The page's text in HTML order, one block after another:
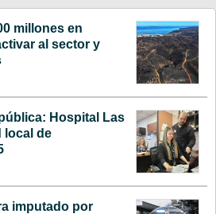
millones en
al sector y
Hospital Las
local de
imputado por